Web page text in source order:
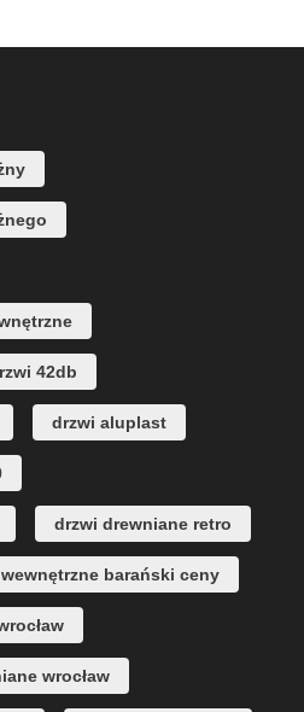
42db
drzwi aluplast
drzwi drewniane retro
barański ceny
wrocław